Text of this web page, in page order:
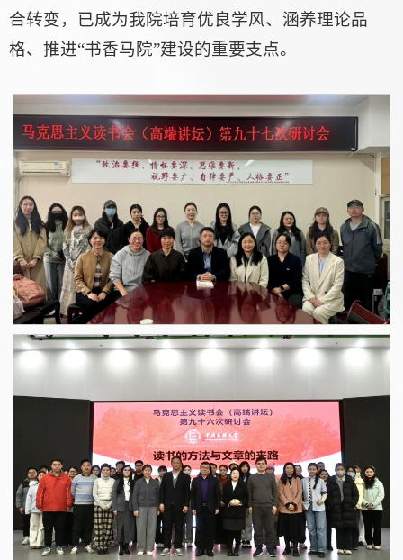
合转变，已成为我院培育优良学风、涵养理论品
格、推进“书香马院”建设的重要支点。